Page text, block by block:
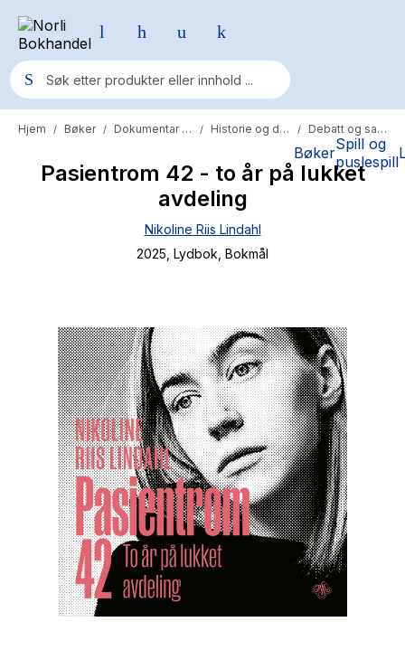
BøkerSpill og
puslespill
Populære søk
Pokemon
Fury Bound - Sable Sorensen
Hitster
Hypopressiv trening
The Housemaid
Hjem / Bøker / Dokumentar og fakta / Historie og dokumentar / Debatt og samfunn
Pasientrom 42 - to år på lukket
avdeling
Nikoline Riis Lindahl
2025 , Lydbok , Bokmål